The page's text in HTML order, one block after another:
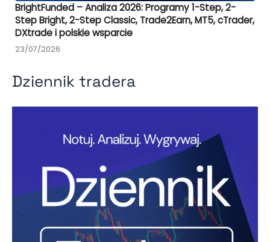
BrightFunded – Analiza 2026: Programy 1-Step, 2-
Step Bright, 2-Step Classic, Trade2Earn, MT5, cTrader,
DXtrade i polskie wsparcie
23/07/2026
Dziennik tradera